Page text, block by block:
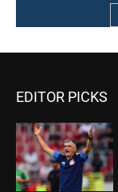
EDITOR PICKS